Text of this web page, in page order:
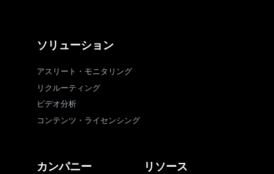
ソリューション
アスリート・モニタリング
リクルーティング
ビデオ分析
コンテンツ・ライセンシング
カンパニー リソース